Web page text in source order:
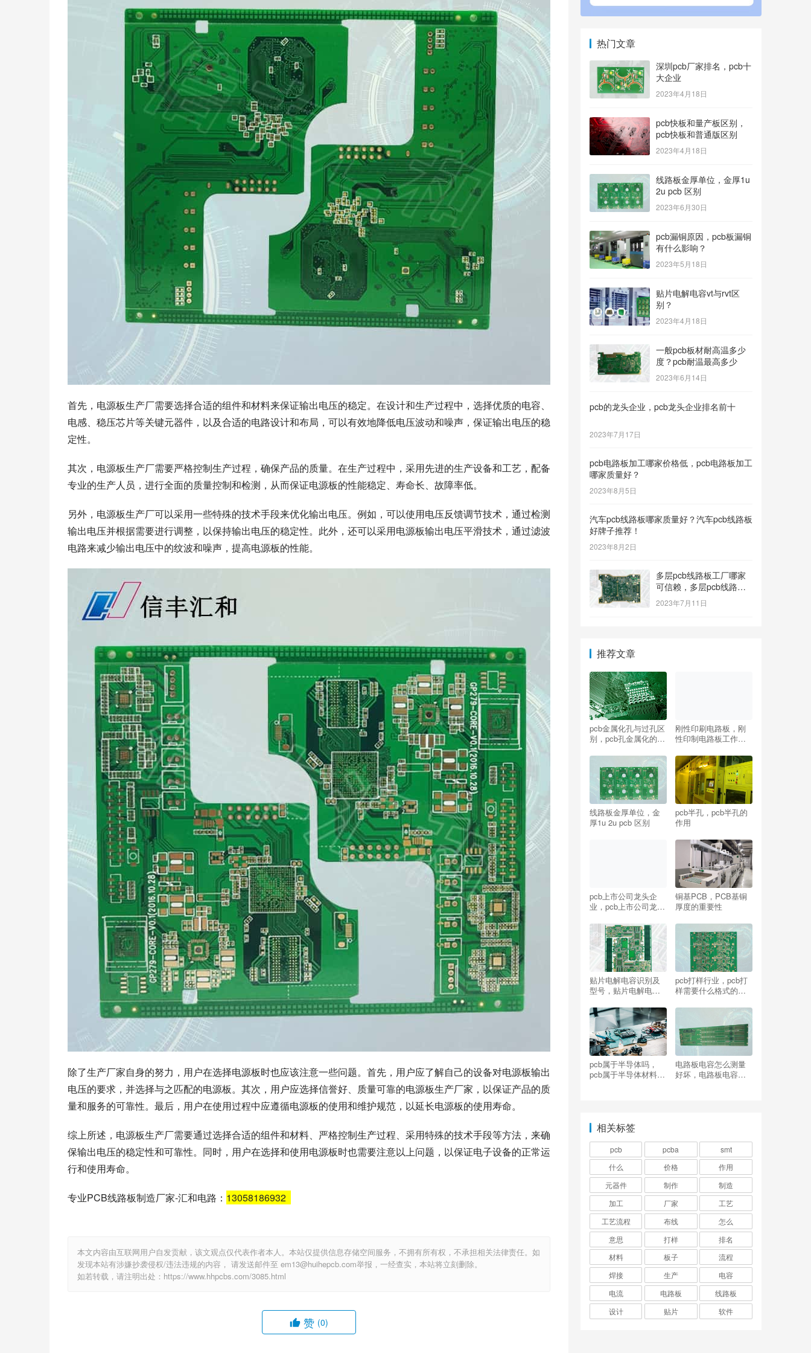
首先，电源板生产厂需要选择合适的组件和材料来保证输出电压的稳定。在设计和生产过程中，选择优质的电容、
电感、稳压芯片等关键元器件，以及合适的电路设计和布局，可以有效地降低电压波动和噪声，保证输出电压的稳
定性。
其次，电源板生产厂需要严格控制生产过程，确保产品的质量。在生产过程中，采用先进的生产设备和工艺，配备
专业的生产人员，进行全面的质量控制和检测，从而保证电源板的性能稳定、寿命长、故障率低。
另外，电源板生产厂可以采用一些特殊的技术手段来优化输出电压。例如，可以使用电压反馈调节技术，通过检测
输出电压并根据需要进行调整，以保持输出电压的稳定性。此外，还可以采用电源板输出电压平滑技术，通过滤波
电路来减少输出电压中的纹波和噪声，提高电源板的性能。
除了生产厂家自身的努力，用户在选择电源板时也应该注意一些问题。首先，用户应了解自己的设备对电源板输出
电压的要求，并选择与之匹配的电源板。其次，用户应选择信誉好、质量可靠的电源板生产厂家，以保证产品的质
量和服务的可靠性。最后，用户在使用过程中应遵循电源板的使用和维护规范，以延长电源板的使用寿命。
综上所述，电源板生产厂需要通过选择合适的组件和材料、严格控制生产过程、采用特殊的技术手段等方法，来确
保输出电压的稳定性和可靠性。同时，用户在选择和使用电源板时也需要注意以上问题，以保证电子设备的正常运
行和使用寿命。
专业PCB线路板制造厂家-汇和电路： 13058186932
本文内容由互联网用户自发贡献，该文观点仅代表作者本人。本站仅提供信息存储空间服务，不拥有所有权，不承担相关法律责任。如
发现本站有涉嫌抄袭侵权/违法违规的内容， 请发送邮件至 em13@huihepcb.com举报，一经查实，本站将立刻删除。
如若转载，请注明出处：https://www.hhpcbs.com/3085.html
赞 (0)
热门文章
深圳pcb厂家排名，pcb十
大企业
2023年4月18日
pcb快板和量产板区别，
pcb快板和普通版区别
2023年4月18日
线路板金厚单位，金厚1u
2u pcb 区别
2023年6月30日
pcb漏铜原因，pcb板漏铜
有什么影响？
2023年5月18日
贴片电解电容vt与rvt区
别？
2023年4月18日
一般pcb板材耐高温多少
度？pcb耐温最高多少
2023年6月14日
pcb的龙头企业，pcb龙头企业排名前十
2023年7月17日
pcb电路板加工哪家价格低，pcb电路板加工
哪家质量好？
2023年8月5日
汽车pcb线路板哪家质量好？汽车pcb线路板
好牌子推荐！
2023年8月2日
多层pcb线路板工厂哪家
可信赖，多层pcb线路板
工厂哪个牌子质量好
2023年7月11日
推荐文章
pcb金属化孔与过孔区
别，pcb孔金属化的作
刚性印刷电路板，刚
性印制电路板工作原
线路板金厚单位，金
厚1u 2u pcb 区别
pcb半孔，pcb半孔的
作用
pcb上市公司龙头企
业，pcb上市公司龙头
铜基PCB，PCB基铜
厚度的重要性
贴片电解电容识别及
型号，贴片电解电容
pcb打样行业，pcb打
样需要什么格式的文
pcb属于半导体吗，
pcb属于半导体材料
电路板电容怎么测量
好坏，电路板电容坏
相关标签
pcb pcba
smt
什么
价格
作用
元器件
制作
制造
加工
厂家
工艺
工艺流程
布线
怎么
意思
打样
排名
材料
板子
流程
焊接
生产
电容
电流
电路板
线路板
设计
贴片 软件